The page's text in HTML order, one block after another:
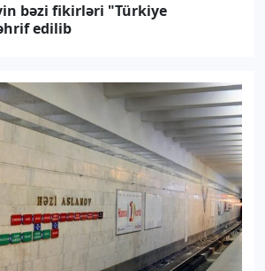
bəzi fikirləri "Türkiye
edilib